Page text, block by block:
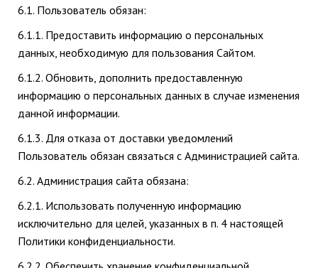
6.1. Пользователь обязан:
6.1.1. Предоставить информацию о персональных
данных, необходимую для пользования Сайтом.
6.1.2. Обновить, дополнить предоставленную
информацию о персональных данных в случае изменения
данной информации.
6.1.3. Для отказа от доставки уведомлений
Пользователь обязан связаться с Администрацией сайта.
6.2. Администрация сайта обязана:
6.2.1. Использовать полученную информацию
исключительно для целей, указанных в п. 4 настоящей
Политики конфиденциальности.